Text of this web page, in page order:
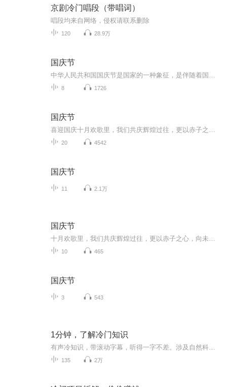
京剧冷门唱段（带唱词）
唱段均来自网络，侵权请联系删除
120 28.9万
国庆节
8 1726
国庆节
20 4542
国庆节
11 2.1万
国庆节
10 465
国庆节
3 543
1分钟，了解冷门知识
135 2万